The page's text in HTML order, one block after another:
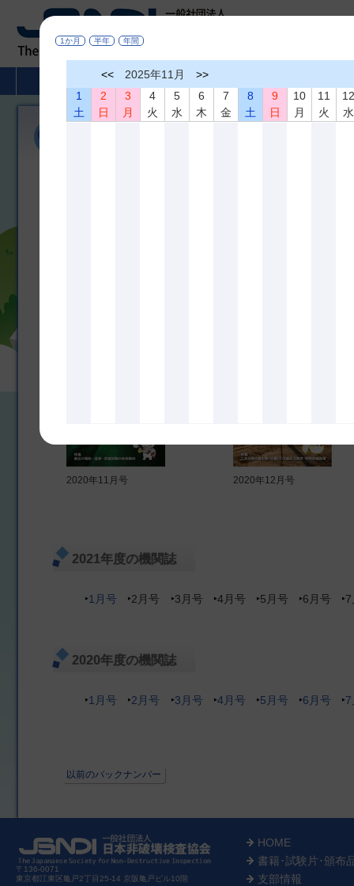
非破壊検査とは
2020年11月号 2020年12月号
2021年度の機関誌
1月号 2月号 3月号 4月号 5月号 6月号
2020年度の機関誌
1月号 2月号 3月号 4月号 5月号 6月号
以前のバックナンバー
〒136-0071
東京都江東区亀戸2丁目25-14 京阪亀戸ビル10階
HOME
書籍･試験片･頒布
支部情報
1か月 半年 年間
<< 2025年11月
>>
1
土
2
日
3
月
4
火
5
水
6
木
7
金
8
土
9
日
10
月
11
火
水